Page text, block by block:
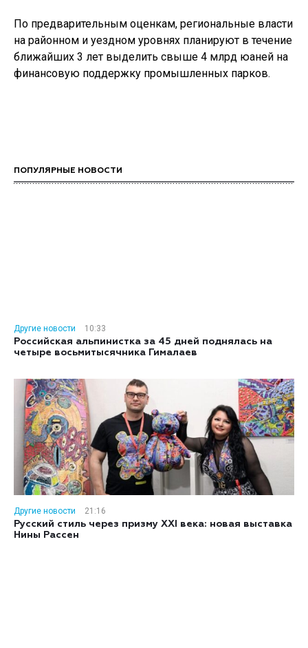
По предварительным оценкам, региональные власти
на районном и уездном уровнях планируют в течение
ближайших 3 лет выделить свыше 4 млрд юаней на
финансовую поддержку промышленных парков.
ПОПУЛЯРНЫЕ НОВОСТИ
Другие новости
10:33
Российская альпинистка за 45 дней поднялась на
четыре восьмитысячника Гималаев
Другие новости
21:16
Русский стиль через призму XXI века: новая выставка
Нины Рассен